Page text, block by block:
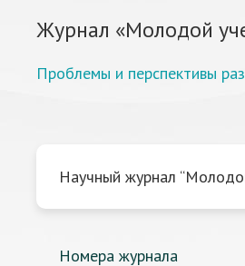
Журнал «Молодой
Проблемы и перспективы
Научный журнал
Номера журнала